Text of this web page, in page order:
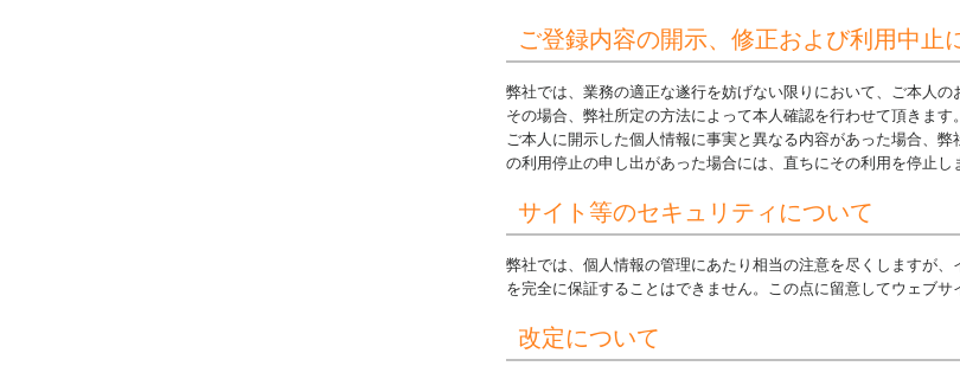
ご登録内容の開示、修正および利用中止
弊社では、業務の適正な遂行を妨げない限りにおいて、ご本人の
その場合、弊社所定の方法によって本人確認を行わせて頂きます。
ご本人に開示した個人情報に事実と異なる内容があった場合、
の利用停止の申し出があった場合には、直ちにその利用を停止し
サイト等のセキュリティについて
弊社では、個人情報の管理にあたり相当の注意を尽くしますが
を完全に保証することはできません。この点に留意してウェブサ
改定について